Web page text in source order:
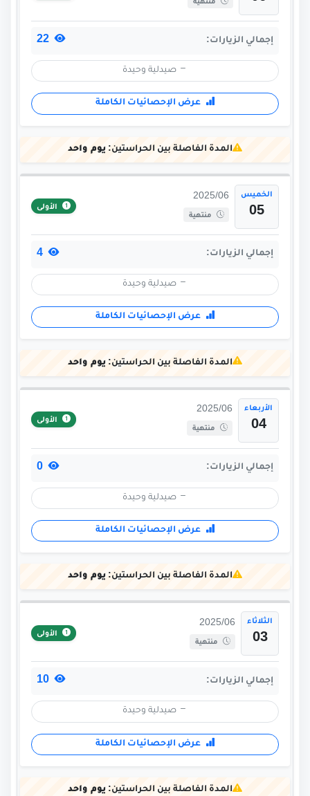
منتهية
إجمالي الزيارات:
صيدلية وحيدة
عرض الإحصائيات الكاملة
المدة الفاصلة بين الحراستين: يوم واحد
الخميس
05
2025/06
منتهية
الأولى
إجمالي الزيارات:
صيدلية وحيدة
عرض الإحصائيات الكاملة
المدة الفاصلة بين الحراستين: يوم واحد
الأربعاء
04
2025/06
منتهية
الأولى
إجمالي الزيارات:
صيدلية وحيدة
عرض الإحصائيات الكاملة
المدة الفاصلة بين الحراستين: يوم واحد
الثلاثاء
03
2025/06
منتهية
الأولى
إجمالي الزيارات:
صيدلية وحيدة
عرض الإحصائيات الكاملة
المدة الفاصلة بين الحراستين: يوم واحد